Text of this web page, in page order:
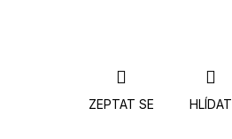
ZEPTAT SE HLÍDAT